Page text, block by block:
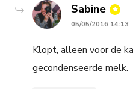
Sabine
05/05/2016 14:13
Klopt, alleen voor de
gecondenseerde melk.